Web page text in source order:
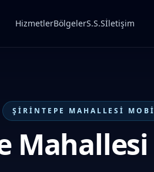
HizmetlerBölgelerS.S.Sİletişim
ŞIRINTEPE MAHALLESI